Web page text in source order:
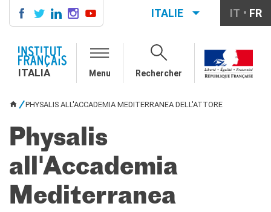
COURS DE FRANÇAIS
LE MONDE SCOLAIRE
Mobilità
Francofonia
Studenti
Formation professionnelle
France-Italie
ITALIE IT FR
ITALIA Menu Rechercher
PHYSALIS ALL'ACCADEMIA MEDITERRANEA DELL'ATTORE
Physalis
all'Accademia
Mediterranea